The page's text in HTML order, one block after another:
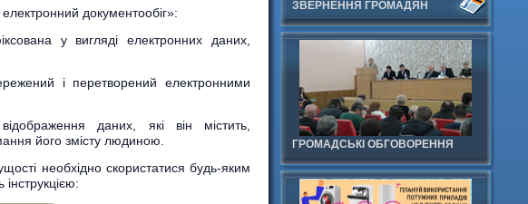
ЗВЕРНЕННЯ ГРОМАДЯН
ГРОМАДСЬКІ ОБГОВОРЕННЯ
документообіг»:
у вигляді електронних даних,
і перетворений електронними
даних, які він містить,
його змісту людиною.
необхідно скористатися будь-яким